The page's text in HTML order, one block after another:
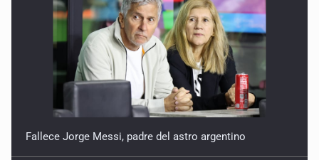
Fallece Jorge Messi, padre del astro argentino